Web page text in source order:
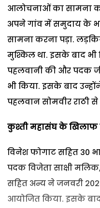
आलोचनाओं का सामना
अपने गांव में समुदाय के
सामना करना पड़ा.
मुश्किल था. इसके बाद
पहलवानी की और पदक
भी किया. इसके बाद
पहलवान सोमवीर राठी से
कुश्ती महासंघ के खिलाफ
विनेश फोगाट सहित 30
पदक विजेता साक्षी
सहित अन्य ने जनवरी
आयोजित किया. इसके